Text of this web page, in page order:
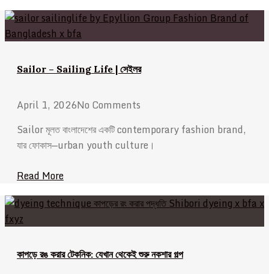
Sailor – Sailing Life | সেইলর
April 1, 2026No Comments
Sailor মূলত বাংলাদেশের একটি contemporary fashion brand,
যার ফোকাস—urban youth culture।
Read More
কাপড়ে রঙ করার টেকনিক: যেখান থেকেই শুরু নকশার গল্প